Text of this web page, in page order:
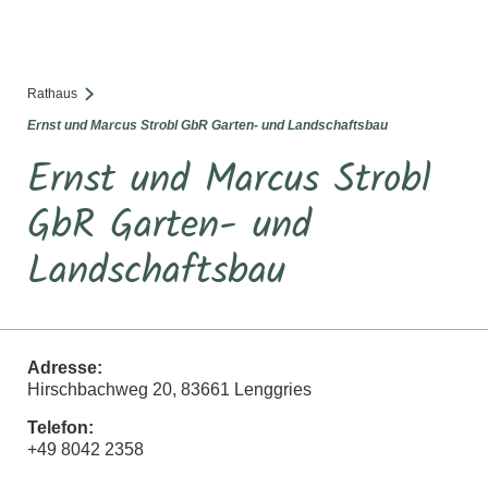
Rathaus
Ernst und Marcus Strobl GbR Garten- und Landschaftsbau
Ernst und Marcus Strobl
GbR Garten- und
Landschaftsbau
Adresse:
Hirschbachweg 20, 83661 Lenggries
Telefon:
+49 8042 2358